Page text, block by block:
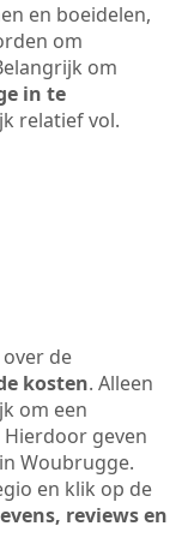
en boeidelen,
om
om
in te
relatief vol.
de
kosten. Alleen
om een
geven
Woubrugge.
en klik op de
reviews en